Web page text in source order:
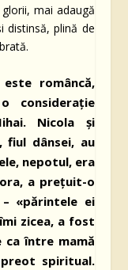
mai adaugă
distinsă, plină de
româncă,
considerație
Nicola și
fiul dânsei, au
nepotul, era
a prețuit-o
«părintele ei
zicea, a fost
ca între mamă
spiritual.